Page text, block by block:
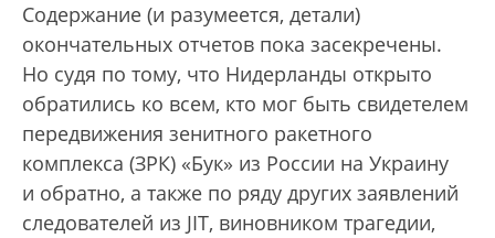
Cодержание (и разумеется, детали)
окончательных отчетов пока засекречены.
Но судя по тому, что Нидерланды открыто
обратились ко всем, кто мог быть свидетелем
передвижения зенитного ракетного
комплекса (ЗРК) «Бук» из России на Украину
и обратно, а также по ряду других заявлений
следователей из JIT, виновником трагедии,